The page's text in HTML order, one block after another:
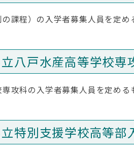
課程）の入学者募集人員を定め
八戸水産高等学校専
攻科の入学者募集人員を定める
特別支援学校高等部